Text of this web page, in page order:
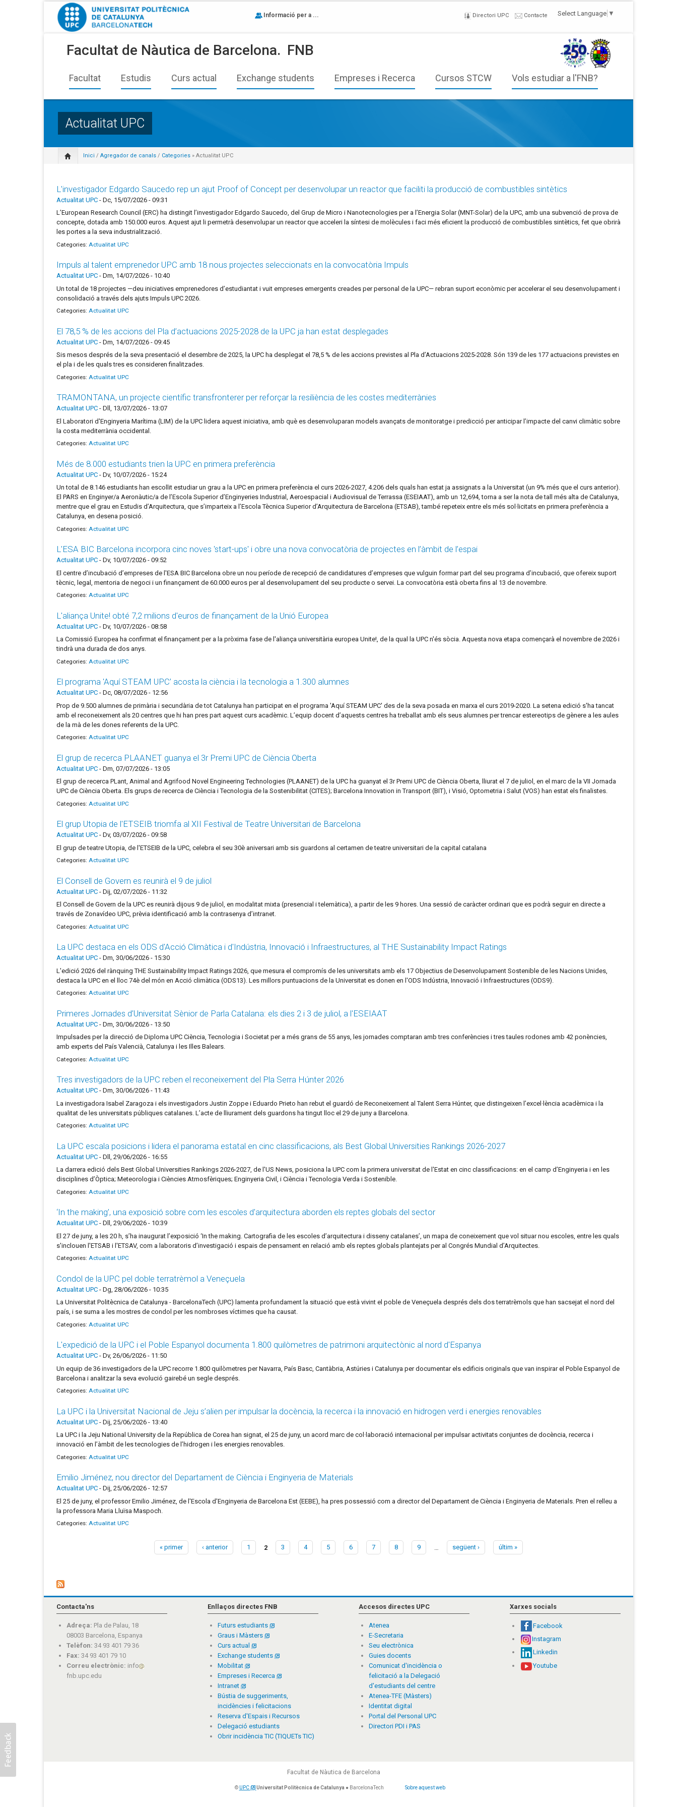
Select Language ▼
Directori UPC Contacte
Informació per a ...
Facultat de Nàutica de Barcelona. FNB
Facultat Estudis Curs actual Exchange students Empreses i Recerca Cursos STCW Vols estudiar a l'FNB?
Actualitat UPC
Inici / Agregador de canals / Categories » Actualitat UPC
L'investigador Edgardo Saucedo rep un ajut Proof of Concept per desenvolupar un reactor que faciliti la producció de combustibles sintètics
Actualitat UPC - Dc, 15/07/2026 - 09:31
L’European Research Council (ERC) ha distingit l’investigador Edgardo Saucedo, del Grup de Micro i Nanotecnologies per a l’Energia Solar (MNT-Solar) de la UPC, amb una subvenció de prova de
concepte, dotada amb 150.000 euros. Aquest ajut li permetrà desenvolupar un reactor que acceleri la síntesi de molècules i faci més eficient la producció de combustibles sintètics, fet que obrirà
les portes a la seva industrialització.
Categories: Actualitat UPC
Impuls al talent emprenedor UPC amb 18 nous projectes seleccionats en la convocatòria Impuls
Actualitat UPC - Dm, 14/07/2026 - 10:40
Un total de 18 projectes —deu iniciatives emprenedores d’estudiantat i vuit empreses emergents creades per personal de la UPC— rebran suport econòmic per accelerar el seu desenvolupament i
consolidació a través dels ajuts Impuls UPC 2026.
Categories: Actualitat UPC
El 78,5 % de les accions del Pla d’actuacions 2025-2028 de la UPC ja han estat desplegades
Actualitat UPC - Dm, 14/07/2026 - 09:45
Sis mesos després de la seva presentació el desembre de 2025, la UPC ha desplegat el 78,5 % de les accions previstes al Pla d’Actuacions 2025-2028. Són 139 de les 177 actuacions previstes en
el pla i de les quals tres es consideren finalitzades.
Categories: Actualitat UPC
TRAMONTANA, un projecte científic transfronterer per reforçar la resiliència de les costes mediterrànies
Actualitat UPC - Dll, 13/07/2026 - 13:07
El Laboratori d'Enginyeria Marítima (LIM) de la UPC lidera aquest iniciativa, amb què es desenvoluparan models avançats de monitoratge i predicció per anticipar l’impacte del canvi climàtic sobre
la costa mediterrània occidental.
Categories: Actualitat UPC
Més de 8.000 estudiants trien la UPC en primera preferència
Actualitat UPC - Dv, 10/07/2026 - 15:24
Un total de 8.146 estudiants han escollit estudiar un grau a la UPC en primera preferència el curs 2026-2027, 4.206 dels quals han estat ja assignats a la Universitat (un 9% més que el curs anterior).
El PARS en Enginyer/a Aeronàutic/a de l’Escola Superior d’Enginyeries Industrial, Aeroespacial i Audiovisual de Terrassa (ESEIAAT), amb un 12,694, torna a ser la nota de tall més alta de Catalunya,
mentre que el grau en Estudis d’Arquitectura, que s’imparteix a l’Escola Tècnica Superior d’Arquitectura de Barcelona (ETSAB), també repeteix entre els més sol·licitats en primera preferència a
Catalunya, en desena posició.
Categories: Actualitat UPC
L'ESA BIC Barcelona incorpora cinc noves 'start-ups' i obre una nova convocatòria de projectes en l’àmbit de l’espai
Actualitat UPC - Dv, 10/07/2026 - 09:52
El centre d’incubació d’empreses de l'ESA BIC Barcelona obre un nou període de recepció de candidatures d’empreses que vulguin formar part del seu programa d’incubació, que ofereix suport
tècnic, legal, mentoria de negoci i un finançament de 60.000 euros per al desenvolupament del seu producte o servei. La convocatòria està oberta fins al 13 de novembre.
Categories: Actualitat UPC
L'aliança Unite! obté 7,2 milions d'euros de finançament de la Unió Europea
Actualitat UPC - Dv, 10/07/2026 - 08:58
La Comissió Europea ha confirmat el finançament per a la pròxima fase de l'aliança universitària europea Unite!, de la qual la UPC n'és sòcia. Aquesta nova etapa començarà el novembre de 2026 i
tindrà una durada de dos anys.
Categories: Actualitat UPC
El programa 'Aquí STEAM UPC’ acosta la ciència i la tecnologia a 1.300 alumnes
Actualitat UPC - Dc, 08/07/2026 - 12:56
Prop de 9.500 alumnes de primària i secundària de tot Catalunya han participat en el programa 'Aquí STEAM UPC' des de la seva posada en marxa el curs 2019-2020. La setena edició s'ha tancat
amb el reconeixement als 20 centres que hi han pres part aquest curs acadèmic. L’equip docent d’aquests centres ha treballat amb els seus alumnes per trencar estereotips de gènere a les aules
de la mà de les dones referents de la UPC.
Categories: Actualitat UPC
El grup de recerca PLAANET guanya el 3r Premi UPC de Ciència Oberta
Actualitat UPC - Dm, 07/07/2026 - 13:05
El grup de recerca PLant, Animal and Agrifood Novel Engineering Technologies (PLAANET) de la UPC ha guanyat el 3r Premi UPC de Ciència Oberta, lliurat el 7 de juliol, en el marc de la VII Jornada
UPC de Ciència Oberta. Els grups de recerca de Ciència i Tecnologia de la Sostenibilitat (CITES); Barcelona Innovation in Transport (BIT), i Visió, Optometria i Salut (VOS) han estat els finalistes.
Categories: Actualitat UPC
El grup Utopia de l'ETSEIB triomfa al XII Festival de Teatre Universitari de Barcelona
Actualitat UPC - Dv, 03/07/2026 - 09:58
El grup de teatre Utopia, de l'ETSEIB de la UPC, celebra el seu 30è aniversari amb sis guardons al certamen de teatre universitari de la capital catalana
Categories: Actualitat UPC
El Consell de Govern es reunirà el 9 de juliol
Actualitat UPC - Dij, 02/07/2026 - 11:32
El Consell de Govern de la UPC es reunirà dijous 9 de juliol, en modalitat mixta (presencial i telemàtica), a partir de les 9 hores. Una sessió de caràcter ordinari que es podrà seguir en directe a
través de Zonavídeo UPC, prèvia identificació amb la contrasenya d’intranet.
Categories: Actualitat UPC
La UPC destaca en els ODS d'Acció Climàtica i d'Indústria, Innovació i Infraestructures, al THE Sustainability Impact Ratings
Actualitat UPC - Dm, 30/06/2026 - 15:30
L'edició 2026 del rànquing THE Sustainability Impact Ratings 2026, que mesura el compromís de les universitats amb els 17 Objectius de Desenvolupament Sostenible de les Nacions Unides,
destaca la UPC en el lloc 74è del món en Acció climàtica (ODS13). Les millors puntuacions de la Universitat es donen en l'ODS Indústria, Innovació i Infraestructures (ODS9).
Categories: Actualitat UPC
Primeres Jornades d’Universitat Sènior de Parla Catalana: els dies 2 i 3 de juliol, a l'ESEIAAT
Actualitat UPC - Dm, 30/06/2026 - 13:50
Impulsades per la direcció de Diploma UPC Ciència, Tecnologia i Societat per a més grans de 55 anys, les jornades comptaran amb tres conferències i tres taules rodones amb 42 ponències,
amb experts del País Valencià, Catalunya i les Illes Balears.
Categories: Actualitat UPC
Tres investigadors de la UPC reben el reconeixement del Pla Serra Húnter 2026
Actualitat UPC - Dm, 30/06/2026 - 11:43
La investigadora Isabel Zaragoza i els investigadors Justin Zoppe i Eduardo Prieto han rebut el guardó de Reconeixement al Talent Serra Húnter, que distingeixen l’excel·lència acadèmica i la
qualitat de les universitats públiques catalanes. L’acte de lliurament dels guardons ha tingut lloc el 29 de juny a Barcelona.
Categories: Actualitat UPC
La UPC escala posicions i lidera el panorama estatal en cinc classificacions, als Best Global Universities Rankings 2026-2027
Actualitat UPC - Dll, 29/06/2026 - 16:55
La darrera edició dels Best Global Universities Rankings 2026-2027, de l'US News, posiciona la UPC com la primera universitat de l'Estat en cinc classificacions: en el camp d’Enginyeria i en les
disciplines d’Òptica; Meteorologia i Ciències Atmosfèriques; Enginyeria Civil, i Ciència i Tecnologia Verda i Sostenible.
Categories: Actualitat UPC
‘In the making’, una exposició sobre com les escoles d'arquitectura aborden els reptes globals del sector
Actualitat UPC - Dll, 29/06/2026 - 10:39
El 27 de juny, a les 20 h, s’ha inaugurat l’exposició ‘In the making. Cartografia de les escoles d’arquitectura i disseny catalanes’, un mapa de coneixement que vol situar nou escoles, entre les quals
s'inclouen l'ETSAB i l'ETSAV, com a laboratoris d’investigació i espais de pensament en relació amb els reptes globals plantejats per al Congrés Mundial d’Arquitectes.
Categories: Actualitat UPC
Condol de la UPC pel doble terratrèmol a Veneçuela
Actualitat UPC - Dg, 28/06/2026 - 10:35
La Universitat Politècnica de Catalunya - BarcelonaTech (UPC) lamenta profundament la situació que està vivint el poble de Veneçuela després dels dos terratrèmols que han sacsejat el nord del
país, i se suma a les mostres de condol per les nombroses víctimes que ha causat.
Categories: Actualitat UPC
L'expedició de la UPC i el Poble Espanyol documenta 1.800 quilòmetres de patrimoni arquitectònic al nord d'Espanya
Actualitat UPC - Dv, 26/06/2026 - 11:50
Un equip de 36 investigadors de la UPC recorre 1.800 quilòmetres per Navarra, País Basc, Cantàbria, Astúries i Catalunya per documentar els edificis originals que van inspirar el Poble Espanyol de
Barcelona i analitzar la seva evolució gairebé un segle després.
Categories: Actualitat UPC
La UPC i la Universitat Nacional de Jeju s’alien per impulsar la docència, la recerca i la innovació en hidrogen verd i energies renovables
Actualitat UPC - Dij, 25/06/2026 - 13:40
La UPC i la Jeju National University de la República de Corea han signat, el 25 de juny, un acord marc de col·laboració internacional per impulsar activitats conjuntes de docència, recerca i
innovació en l’àmbit de les tecnologies de l’hidrogen i les energies renovables.
Categories: Actualitat UPC
Emilio Jiménez, nou director del Departament de Ciència i Enginyeria de Materials
Actualitat UPC - Dij, 25/06/2026 - 12:57
El 25 de juny, el professor Emilio Jiménez, de l'Escola d'Enginyeria de Barcelona Est (EEBE), ha pres possessió com a director del Departament de Ciència i Enginyeria de Materials. Pren el relleu a
la professora Maria Lluïsa Maspoch.
Categories: Actualitat UPC
« primer ‹ anterior 1 2 3 4 5 6 7 8 9 següent › últim »
Contacta'ns
Adreça: Pla de Palau, 18
08003 Barcelona, Espanya
Telèfon: 34 93 401 79 36
Fax: 34 93 401 79 10
Correu electrònic: info
fnb.upc.edu
Enllaços directes FNB
Futurs estudiants
Graus i Màsters
Curs actual
Exchange students
Mobilitat
Empreses i Recerca
Intranet
Bústia de suggeriments,
incidències i felicitacions
Reserva d'Espais i Recursos
Delegació estudiants
Obrir incidència TIC (TIQUETs TIC)
Accesos directes UPC
Atenea
E-Secretaria
Seu electrònica
Guies docents
Comunicat d'incidència o
felicitació a la Delegació
d'estudiants del centre
Atenea-TFE (Màsters)
Identitat digital
Portal del Personal UPC
Directori PDI i PAS
Xarxes socials
Facebook
Instagram
Linkedin
Youtube
Facultat de Nàutica de Barcelona
© UPC Universitat Politècnica de Catalunya ● BarcelonaTech Sobre aquest web